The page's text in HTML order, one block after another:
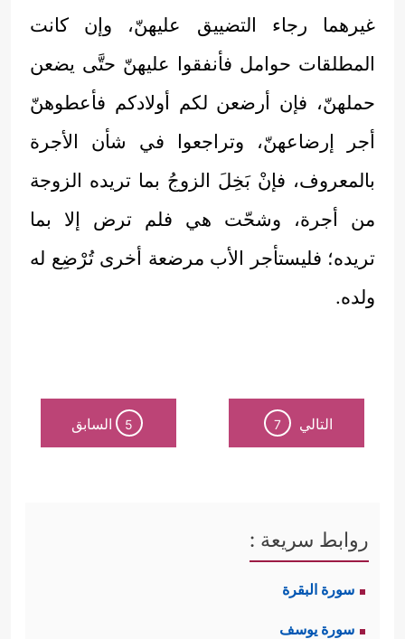
غيرهما رجاء التضييق عليهنّ، وإن كانت
المطلقات حوامل فأنفقوا عليهنّ حتَّى يضعن
حملهنّ، فإن أرضعن لكم أولادكم فأعطوهنّ
أجر إرضاعهنّ، وتراجعوا في شأن الأجرة
بالمعروف، فإنْ بَخِلَ الزوجُ بما تريده الزوجة
من أجرة، وشحّت هي فلم ترض إلا بما
تريده؛ فليستأجر الأب مرضعة أخرى تُرْضِع له
ولده.
التالي 7
5 السابق
روابط سريعة :
سورة البقرة
سورة يوسف